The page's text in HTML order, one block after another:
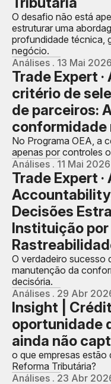
O desafio não está
estruturar uma
profundidade técnica,
negócio.
Análises . 13 Mai 2026
Trade Expert
critério de
de parceiros:
conformidade
No Programa OEA, a
apenas por controles
Análises . 11 Mai 2026
Trade Expert
Decisões
Instituição
O verdadeiro sucesso
manutenção da
decisória.
Análises . 29 Abr
Insight |
oportunidade
ainda não
o que empresas estão
Reforma Tributária?
Análises . 23 Abr